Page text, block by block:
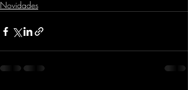
Novidades